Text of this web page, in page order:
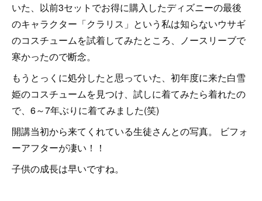
いた、以前3セットでお得に購入したディズニーの最後
のキャラクター「クラリス」という私は知らないウサギ
のコスチュームを試着してみたところ、ノースリーブで
寒かったので断念。
もうとっくに処分したと思っていた、初年度に来た白雪
姫のコスチュームを見つけ、試しに着てみたら着れたの
で、6～7年ぶりに着てみました(笑)
開講当初から来てくれている生徒さんとの写真。 ビフォ
ーアフターが凄い！！
子供の成長は早いですね。